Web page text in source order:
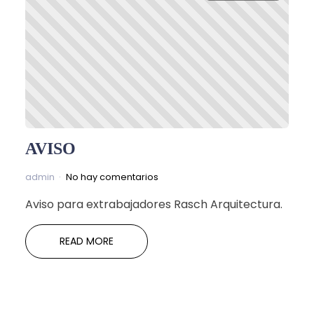
AVISO
admin No hay comentarios
Aviso para extrabajadores Rasch Arquitectura.
READ MORE